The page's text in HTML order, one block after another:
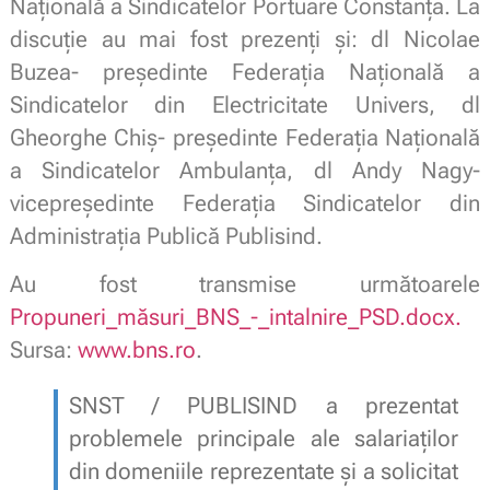
Națională a Sindicatelor Portuare Constanța. La
discuție au mai fost prezenți și: dl Nicolae
Buzea- președinte Federația Națională a
Sindicatelor din Electricitate Univers, dl
Gheorghe Chiș- președinte Federația Națională
a Sindicatelor Ambulanța, dl Andy Nagy-
vicepreședinte Federația Sindicatelor din
Administrația Publică Publisind.
Au fost transmise următoarele
Propuneri_măsuri_BNS_-_intalnire_PSD.docx.
Sursa: www.bns.ro.
SNST / PUBLISIND a prezentat
problemele principale ale salariaților
din domeniile reprezentate și a solicitat